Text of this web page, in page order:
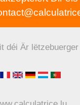
déi Är